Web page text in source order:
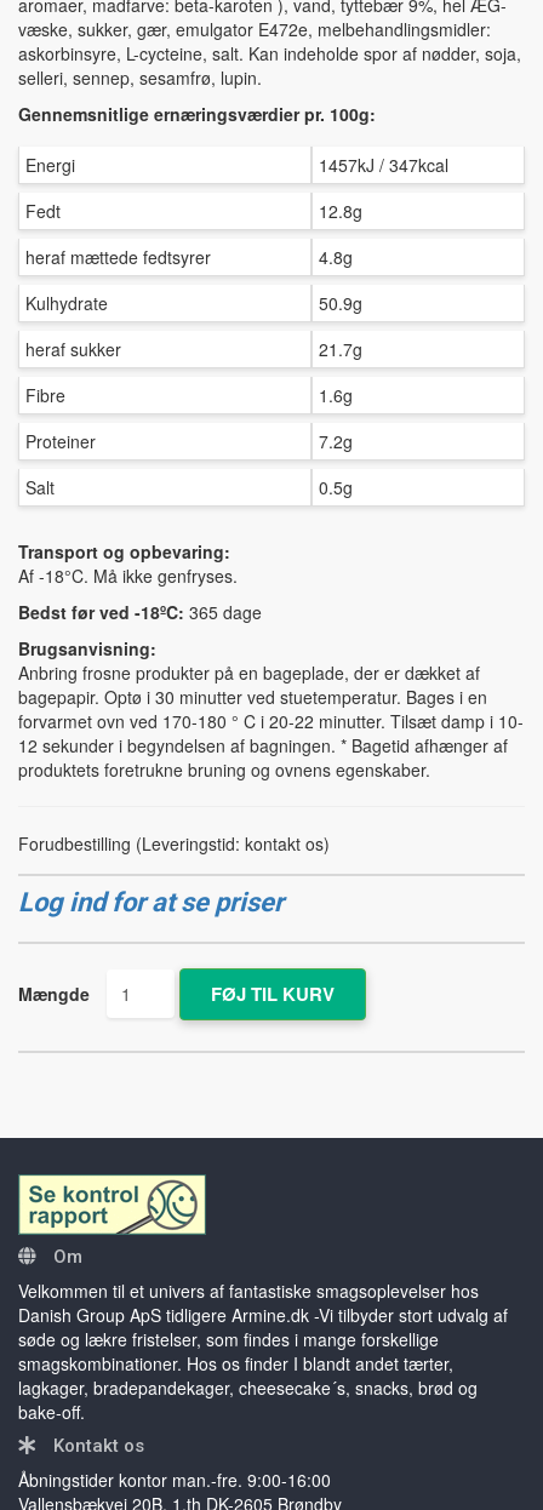
væske, sukker, gær, emulgator E472e, melbehandlingsmidler:
askorbinsyre, L-cycteine, salt. Kan indeholde spor af nødder, soja,
selleri, sennep, sesamfrø, lupin.
Gennemsnitlige ernæringsværdier pr. 100g:
Energi
1457kJ / 347kcal
Fedt
12.8g
heraf mættede fedtsyrer
4.8g
Kulhydrate
50.9g
heraf sukker
21.7g
Fibre
1.6g
Proteiner
7.2g
Salt
0.5g
Transport og opbevaring:
Af -18°C. Må ikke genfryses.
Bedst før ved -18ºC: 365 dage
Brugsanvisning:
Anbring frosne produkter på en bageplade, der er dækket af
bagepapir. Optø i 30 minutter ved stuetemperatur. Bages i en
forvarmet ovn ved 170-180 ° C i 20-22 minutter. Tilsæt damp i 10-
12 sekunder i begyndelsen af bagningen. * Bagetid afhænger af
produktets foretrukne bruning og ovnens egenskaber.
Forudbestilling (Leveringstid: kontakt os)
Log ind for at se priser
Mængde
Om
Velkommen til et univers af fantastiske smagsoplevelser hos
Danish Group ApS tidligere Armine.dk -Vi tilbyder stort udvalg af
søde og lækre fristelser, som findes i mange forskellige
smagskombinationer. Hos os finder I blandt andet tærter,
lagkager, bradepandekager, cheesecake´s, snacks, brød og
bake-off.
Kontakt os
Åbningstider kontor man.-fre. 9:00-16:00
Vallensbækvej 20B, 1.th DK-2605 Brøndby